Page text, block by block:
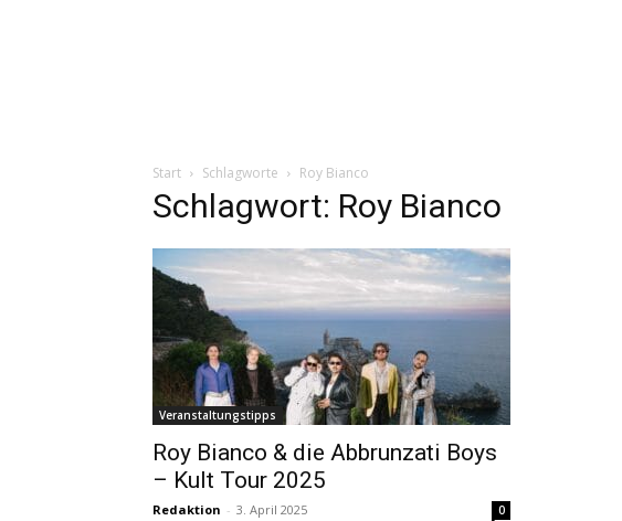
Start Schlagworte Roy Bianco
Schlagwort: Roy Bianco
Veranstaltungstipps
Roy Bianco & die Abbrunzati Boys
– Kult Tour 2025
Redaktion - 3. April 2025 0